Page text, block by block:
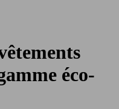
éco-